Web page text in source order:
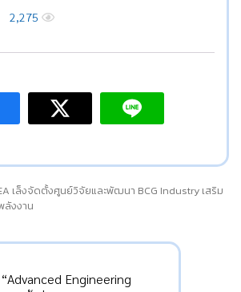
2,275
เล็งจัดตั้งศูนย์วิจัยและพัฒนา BCG Industry เสริม
ลังงาน
Engineering